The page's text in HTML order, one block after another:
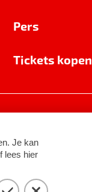
Pers
Tickets kopen